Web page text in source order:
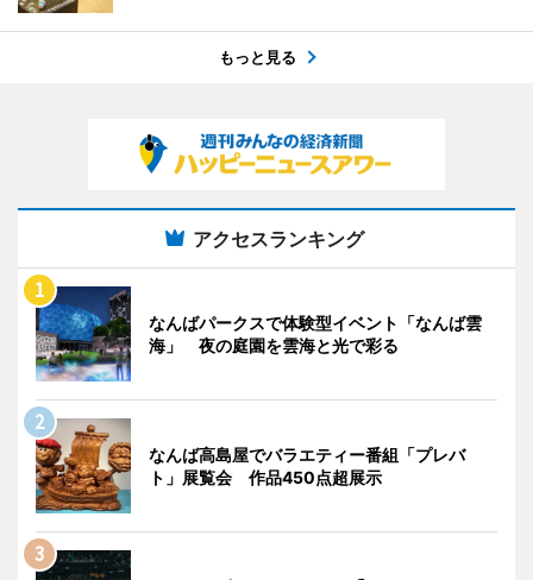
もっと見る
アクセスランキング
なんばパークスで体験型イベント「なんば雲
海」 夜の庭園を雲海と光で彩る
なんば高島屋でバラエティー番組「プレバ
ト」展覧会 作品450点超展示